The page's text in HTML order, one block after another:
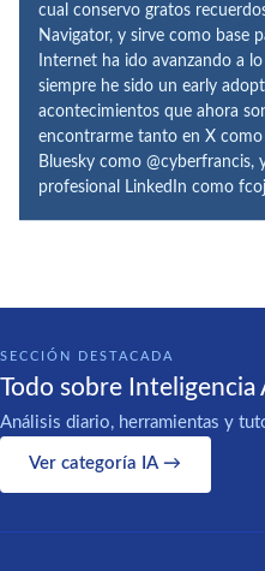
cual conservo gratos
Navigator, y sirve como base
Internet ha ido avanzando a
siempre he sido un early
acontecimientos que ahora
encontrarme tanto en X
Bluesky como @cyberfrancis,
profesional LinkedIn como
SECCIÓN DESTACADA
Todo sobre Inteligencia
Análisis diario, herramientas y
Ver categoría IA →